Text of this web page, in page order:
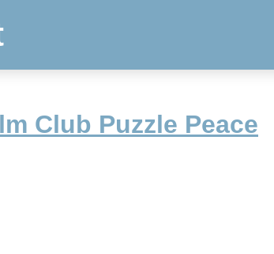
Club Puzzle Peace